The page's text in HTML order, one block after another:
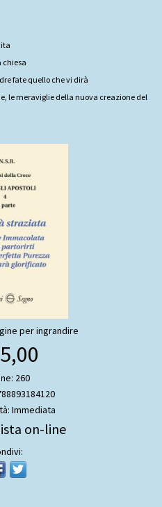
chiesa
fate quello che vi dirà
le meraviglie della nuova creazione del
per ingrandire
260
Immediata
on-line